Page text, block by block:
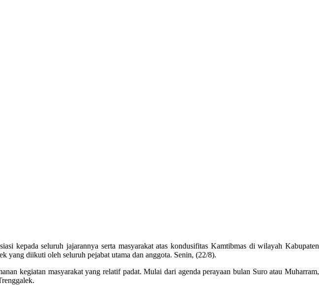
kepada seluruh jajarannya serta masyarakat atas kondusifitas Kamtibmas di wilayah Kabupaten
yang diikuti oleh seluruh pejabat utama dan anggota. Senin, (22/8).
kegiatan masyarakat yang relatif padat. Mulai dari agenda perayaan bulan Suro atau Muharram,